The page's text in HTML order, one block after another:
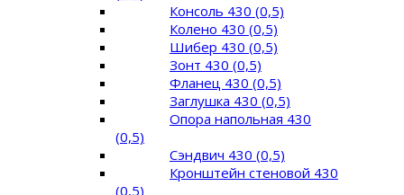
Консоль 430 (0,5)
Колено 430 (0,5)
Шибер 430 (0,5)
Зонт 430 (0,5)
Фланец 430 (0,5)
Заглушка 430 (0,5)
Опора напольная 430
(0,5)
Сэндвич 430 (0,5)
Кронштейн стеновой 430
(0,5)